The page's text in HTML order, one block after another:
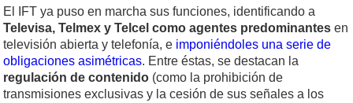
El IFT ya puso en marcha sus funciones, identificando a
Televisa, Telmex y Telcel como agentes predominantes en
televisión abierta y telefonía, e imponiéndoles una serie de
obligaciones asimétricas. Entre éstas, se destacan la
regulación de contenido (como la prohibición de
transmisiones exclusivas y la cesión de sus señales a los